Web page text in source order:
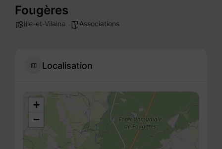
Fougères
Ille-et-Vilaine Associations
Localisation
+
−